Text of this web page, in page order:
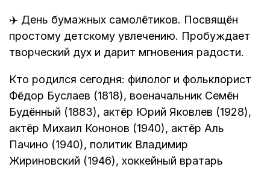
✈️ День бумажных самолётиков. Посвящён
простому детскому увлечению. Пробуждает
творческий дух и дарит мгновения радости.
Кто родился сегодня: филолог и фольклорист
Фёдор Буслаев (1818), военачальник Семён
Будённый (1883), актёр Юрий Яковлев (1928),
актёр Михаил Кононов (1940), актёр Аль
Пачино (1940), политик Владимир
Жириновский (1946), хоккейный вратарь